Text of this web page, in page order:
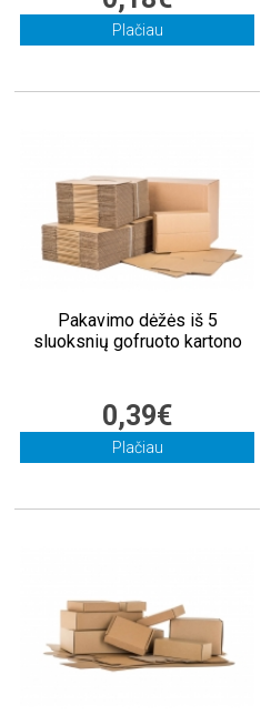
Plačiau
Pakavimo dėžės iš 5
sluoksnių gofruoto kartono
0,39€
Plačiau